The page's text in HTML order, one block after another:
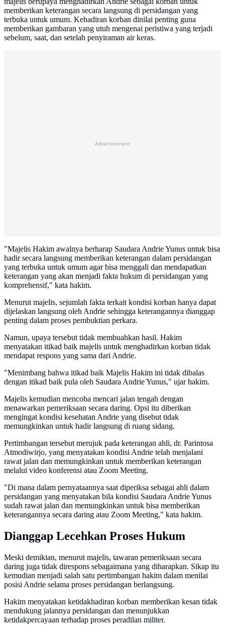
memberikan keterangan secara langsung di persidangan yang
terbuka untuk umum. Kehadiran korban dinilai penting guna
memberikan gambaran yang utuh mengenai peristiwa yang terjadi
sebelum, saat, dan setelah penyiraman air keras.
Advertisement
"Majelis Hakim awalnya berharap Saudara Andrie Yunus untuk bisa
hadir secara langsung memberikan keterangan dalam persidangan
yang terbuka untuk umum agar bisa menggali dan mendapatkan
keterangan yang akan menjadi fakta hukum di persidangan yang
komprehensif," kata hakim.
Menurut majelis, sejumlah fakta terkait kondisi korban hanya dapat
dijelaskan langsung oleh Andrie sehingga keterangannya dianggap
penting dalam proses pembuktian perkara.
Namun, upaya tersebut tidak membuahkan hasil. Hakim
menyatakan itikad baik majelis untuk menghadirkan korban tidak
mendapat respons yang sama dari Andrie.
"Menimbang bahwa itikad baik Majelis Hakim ini tidak dibalas
dengan itikad baik pula oleh Saudara Andrie Yunus," ujar hakim.
Majelis kemudian mencoba mencari jalan tengah dengan
menawarkan pemeriksaan secara daring. Opsi itu diberikan
mengingat kondisi kesehatan Andrie yang disebut tidak
memungkinkan untuk hadir langsung di ruang sidang.
Pertimbangan tersebut merujuk pada keterangan ahli, dr. Parintosa
Atmodiwirjo, yang menyatakan kondisi Andrie telah menjalani
rawat jalan dan memungkinkan untuk memberikan keterangan
melalui video konferensi atau Zoom Meeting.
"Di mana dalam pernyataannya saat diperiksa sebagai ahli dalam
persidangan yang menyatakan bila kondisi Saudara Andrie Yunus
sudah rawat jalan dan memungkinkan untuk bisa memberikan
keterangannya secara daring atau Zoom Meeting," kata hakim.
Dianggap Lecehkan Proses Hukum
Meski demikian, menurut majelis, tawaran pemeriksaan secara
daring juga tidak direspons sebagaimana yang diharapkan. Sikap itu
kemudian menjadi salah satu pertimbangan hakim dalam menilai
posisi Andrie selama proses persidangan berlangsung.
Hakim menyatakan ketidakhadiran korban memberikan kesan tidak
mendukung jalannya persidangan dan menunjukkan
ketidakpercayaan terhadap proses peradilan militer.